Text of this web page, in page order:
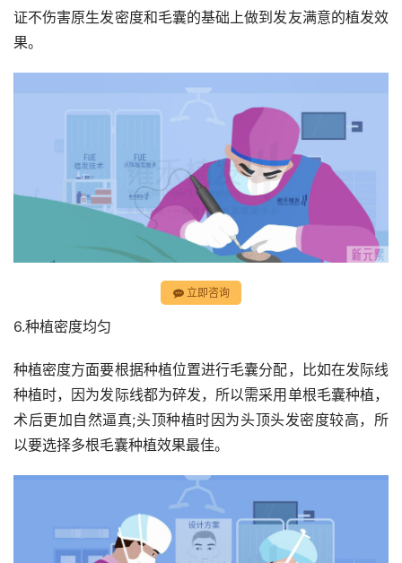
证不伤害原生发密度和毛囊的基础上做到发友满意的植发效
果。
立即咨询
6.种植密度均匀
种植密度方面要根据种植位置进行毛囊分配，比如在发际线
种植时，因为发际线都为碎发，所以需采用单根毛囊种植，
术后更加自然逼真;头顶种植时因为头顶头发密度较高，所
以要选择多根毛囊种植效果最佳。